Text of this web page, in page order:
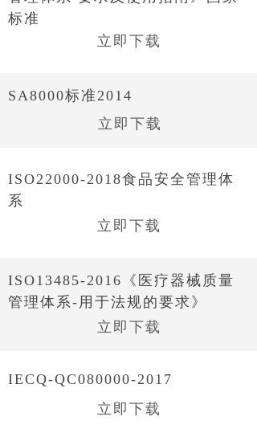
标准
立即下载
SA8000标准2014
立即下载
ISO22000-2018食品安全管理体
系
立即下载
ISO13485-2016《医疗器械质量
管理体系-用于法规的要求》
立即下载
立即下载
IECQ-QC080000-2017